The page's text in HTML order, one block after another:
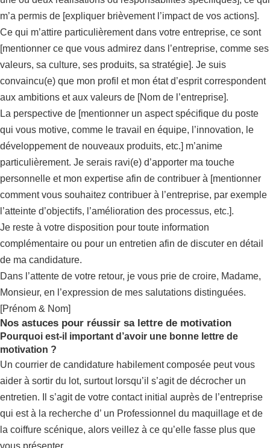
m’a permis de [expliquer brièvement l’impact de vos actions].
Ce qui m’attire particulièrement dans votre entreprise, ce sont
[mentionner ce que vous admirez dans l’entreprise, comme ses
valeurs, sa culture, ses produits, sa stratégie]. Je suis
convaincu(e) que mon profil et mon état d’esprit correspondent
aux ambitions et aux valeurs de [Nom de l’entreprise].
La perspective de [mentionner un aspect spécifique du poste
qui vous motive, comme le travail en équipe, l’innovation, le
développement de nouveaux produits, etc.] m’anime
particulièrement. Je serais ravi(e) d’apporter ma touche
personnelle et mon expertise afin de contribuer à [mentionner
comment vous souhaitez contribuer à l’entreprise, par exemple
l’atteinte d’objectifs, l’amélioration des processus, etc.].
Je reste à votre disposition pour toute information
complémentaire ou pour un entretien afin de discuter en détail
de ma candidature.
Dans l’attente de votre retour, je vous prie de croire, Madame,
Monsieur, en l’expression de mes salutations distinguées.
[Prénom & Nom]
Nos astuces pour réussir sa lettre de motivation
Pourquoi est-il important d’avoir une bonne lettre de
motivation ?
Un courrier de candidature habilement composée peut vous
aider à sortir du lot, surtout lorsqu’il s’agit de décrocher un
entretien. Il s’agit de votre contact initial auprès de l’entreprise
qui est à la recherche d’ un Professionnel du maquillage et de
la coiffure scénique, alors veillez à ce qu’elle fasse plus que
vous présenter.